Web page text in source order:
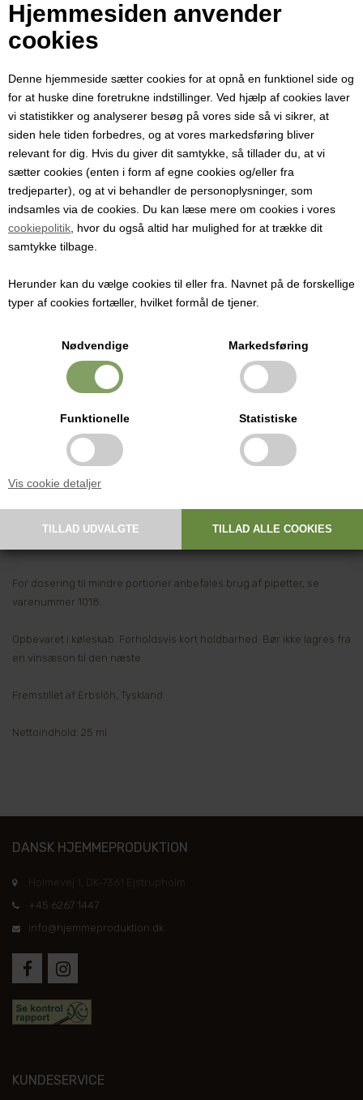
Hjemmesiden anvender
cookies
Denne hjemmeside sætter cookies for at opnå en funktionel side og
for at huske dine foretrukne indstillinger. Ved hjælp af cookies laver
vi statistikker og analyserer besøg på vores side så vi sikrer, at
siden hele tiden forbedres, og at vores markedsføring bliver
relevant for dig. Hvis du giver dit samtykke, så tillader du, at vi
sætter cookies (enten i form af egne cookies og/eller fra
tredjeparter), og at vi behandler de personoplysninger, som
indsamles via de cookies. Du kan læse mere om cookies i vores
cookiepolitik , hvor du også altid har mulighed for at trække dit
samtykke tilbage.
Herunder kan du vælge cookies til eller fra. Navnet på de forskellige
typer af cookies fortæller, hvilket formål de tjener.
Nødvendige Markedsføring
Funktionelle Statistiske
Vis cookie detaljer
Varenummer: 3395
Til hvidvin, hvid og rød frugtvin, æblevin og cider.
Pris ved 1 stk.
90,00 DKK
Meget koncentreret flydende pectinase enzym som sørger for hurtig
nedbrydning af pektinen i frugtpulp. Enzymet medvirker også til at
nedbryde cellevægge hvilket giver et større udbytte.
Dosering: 5ml til 50 liter saft ved 20° C, gerne højere, med en
Tilsættes umiddelbart efter at mosten / saften er presset.
Anvisning: Den ønskede mængde enzym fortyndes med vand i
forholdet 1:20. Tilsættes under omrøring.
Behandling med dette produkt bør ske ved 20° C, gerne højere, med
fremstiller vin, kan samme effekt opnås ved at fordoble doseringen.
Det er vigtigt at den videre vinfremstilling først fortsættes efter den
For dosering til mindre portioner anbefales brug af pipetter, se
varenummer 1018.
Opbevaret i køleskab. Forholdsvis kort holdbarhed. Bør ikke lagres fra
en vinsæson til den næste.
Fremstillet af Erbslöh, Tyskland
Nettoindhold: 25 ml
DANSK HJEMMEPRODUKTION
Holmevej 1, DK-7361 Ejstrupholm
+45 6267 1447
info@hjemmeproduktion.dk
KUNDESERVICE